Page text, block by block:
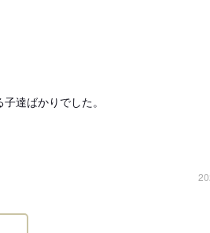
ス除去除菌スプレーを散布致します。
え、生後57日以降の日程でご決定くだ
ていれば販売、引渡しができるものとす
達ばかりでした。